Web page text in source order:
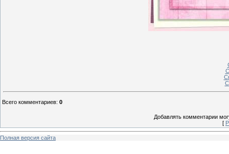
Всего комментариев: 0
Добавлять комментарии
[
Полная версия сайта